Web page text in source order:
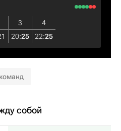
3
4
20:25 22:25
собой